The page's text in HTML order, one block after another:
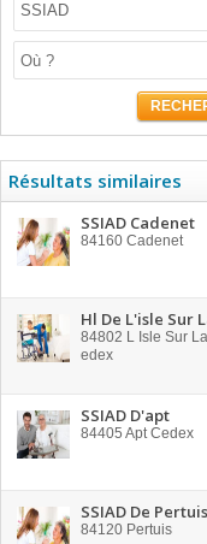
SSIAD
Résultats similaires
SSIAD Cadenet
84160 Cadenet
Hl De L'isle Sur
84802 L Isle Sur
edex
SSIAD D'apt
84405 Apt Cedex
SSIAD De Pertuis
84120 Pertuis